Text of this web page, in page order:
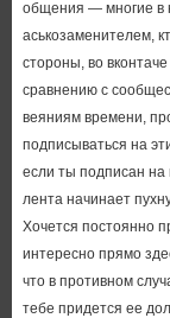
общения — многие в
аськозаменителем,
стороны, во
сравнению с
веяниям времени,
подписываться на
если ты подписан на
лента начинает
Хочется постоянно
интересно прямо
что в противном
тебе придется ее